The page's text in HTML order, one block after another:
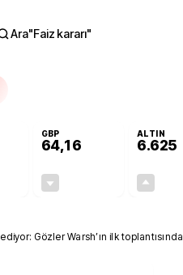
Ara"Faiz kararı"
GBP
64,16
ALTIN
6.625
Gözler Warsh’ın ilk toplantısında